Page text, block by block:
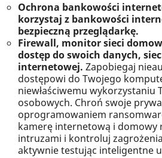
Ochrona bankowości
korzystaj z bankowości
bezpieczną przeglądarkę.
Firewall, monitor sieci
dostęp do swoich danych,
internetowej. Zapobiegaj
dostępowi do Twojego
niewłaściwemu wykorzystaniu
osobowych. Chroń swoje
oprogramowaniem
kamerę internetową i domowy
intruzami i kontroluj
aktywnie testując inteligentne